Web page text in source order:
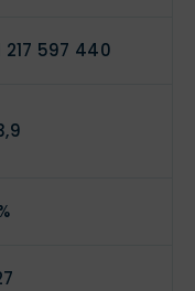
217 597 440